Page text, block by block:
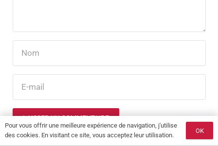
LAISSER UN COMMENTAIRE
Pour vous offrir une meilleure expérience de navigation, j'utilise
des cookies. En visitant ce site, vous acceptez leur utilisation.
OK